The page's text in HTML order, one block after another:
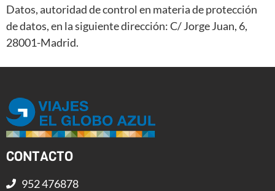
Datos, autoridad de control en materia de protección
de datos, en la siguiente dirección: C/ Jorge Juan, 6,
28001-Madrid.
CONTACTO
952 476878